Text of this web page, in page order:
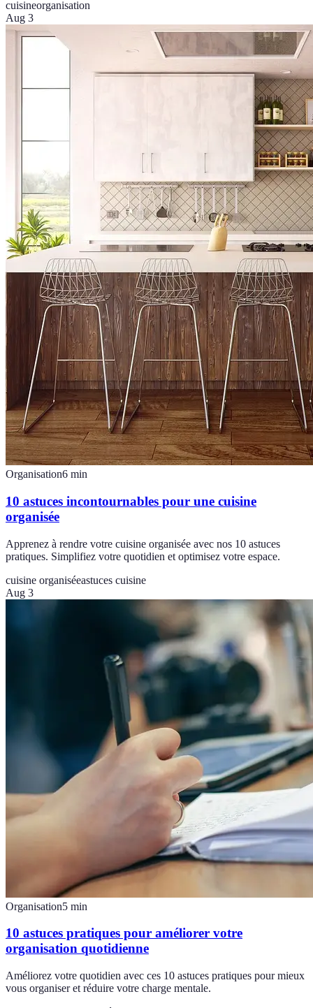
cuisineorganisation
Aug 3
Organisation6 min
10 astuces incontournables pour une cuisine
organisée
Apprenez à rendre votre cuisine organisée avec nos 10 astuces
pratiques. Simplifiez votre quotidien et optimisez votre espace.
cuisine organiséeastuces cuisine
Aug 3
Organisation5 min
10 astuces pratiques pour améliorer votre
organisation quotidienne
Améliorez votre quotidien avec ces 10 astuces pratiques pour mieux
vous organiser et réduire votre charge mentale.